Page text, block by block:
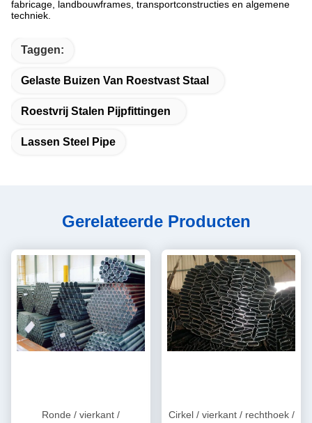
fabricage, landbouwframes, transportconstructies en algemene
techniek.
Taggen:
Gelaste Buizen Van Roestvast Staal
Roestvrij Stalen Pijpfittingen
Lassen Steel Pipe
Gerelateerde Producten
Ronde / vierkant /
Cirkel / vierkant / rechthoek /